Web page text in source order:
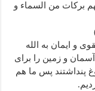
برکات من السماء و
و ایمان به الله
و زمین را برای
پنداشتند پس ما هم